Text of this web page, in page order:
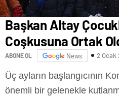
Başkan Altay
Coşkusuna Ortak
ABONE OL News 2 Ocak
Üç ayların başlangıcının
önemli bir gelenekle